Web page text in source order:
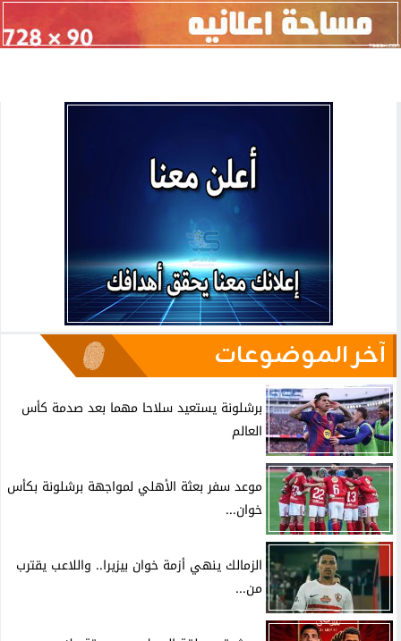
آخر الموضوعات
برشلونة يستعيد سلاحا مهما بعد صدمة كأس
العالم
موعد سفر بعثة الأهلي لمواجهة برشلونة بكأس
خوان...
الزمالك ينهي أزمة خوان بيزيرا.. واللاعب يقترب
من...